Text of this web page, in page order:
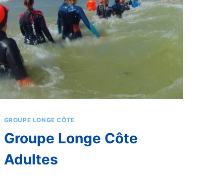
GROUPE LONGE CÔTE
Groupe Longe Côte
Adultes